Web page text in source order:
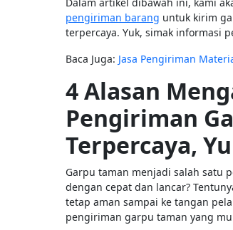
pengiriman barang untuk kirim
terpercaya. Yuk, simak informasi
Baca Juga: Jasa Pengiriman
4 Alasan
Pengiriman
Terpercaya,
Garpu taman menjadi salah satu
dengan cepat dan lancar?
tetap aman sampai ke tangan
pengiriman garpu taman yang